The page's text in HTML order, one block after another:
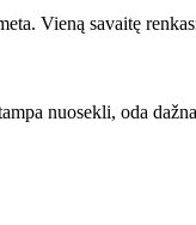
Vieną savaitę
nuosekli, oda